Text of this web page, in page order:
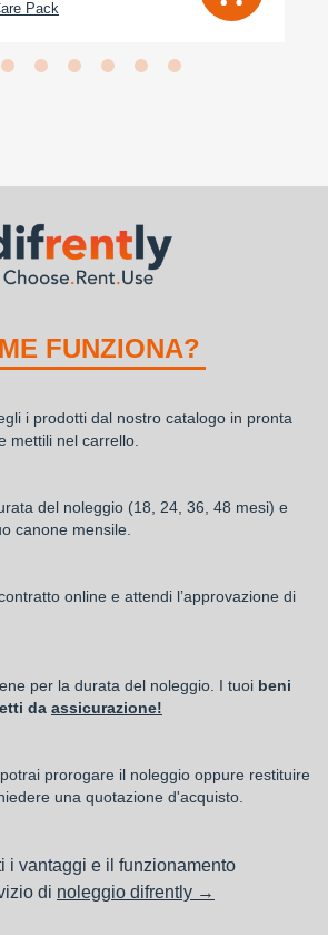
Pack
FUNZIONA?
i prodotti dal nostro catalogo in pronta
mettili nel carrello.
del noleggio (18, 24, 36, 48 mesi) e
canone mensile.
online e attendi l’approvazione di
per la durata del noleggio. I tuoi beni
da assicurazione!
prorogare il noleggio oppure restituire
una quotazione d'acquisto.
i vantaggi e il funzionamento
di noleggio difrently →